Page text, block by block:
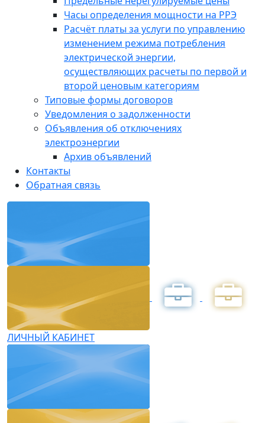
Часы определения мощности на РРЭ
Расчёт платы за услуги по управлению
изменением режима потребления
электрической энергии,
осуществляющих расчеты по первой и
второй ценовым категориям
Типовые формы договоров
Уведомления о задолженности
Объявления об отключениях
электроэнергии
Архив объявлений
Контакты
Обратная связь
ЛИЧНЫЙ КАБИНЕТ